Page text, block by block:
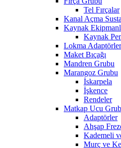
Tel Fırçalar
Kanal Açma
Kaynak
Kaynak
Lokma
Maket Bıçağı
Mandren Grubu
Marangoz Grubu
İskarpela
İşkence
Rendeler
Matkap Ucu
Adaptörler
Ahşap
Kademeli
Murç ve